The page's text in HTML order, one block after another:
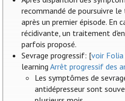
recommandé de poursuivre
après un premier épisode. En
récidivante, un traitement
parfois proposé.
Sevrage progressif: [voir
learningArrêt progressif des
Les symptômes de
antidépresseur sont